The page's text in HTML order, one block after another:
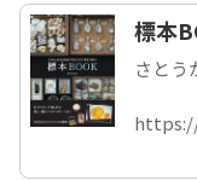
標本
さとう